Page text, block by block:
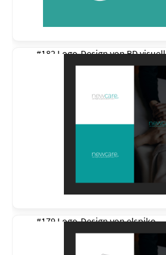
#182 Logo-Design vonBD visuell
#179 Logo-Design vonelspiko